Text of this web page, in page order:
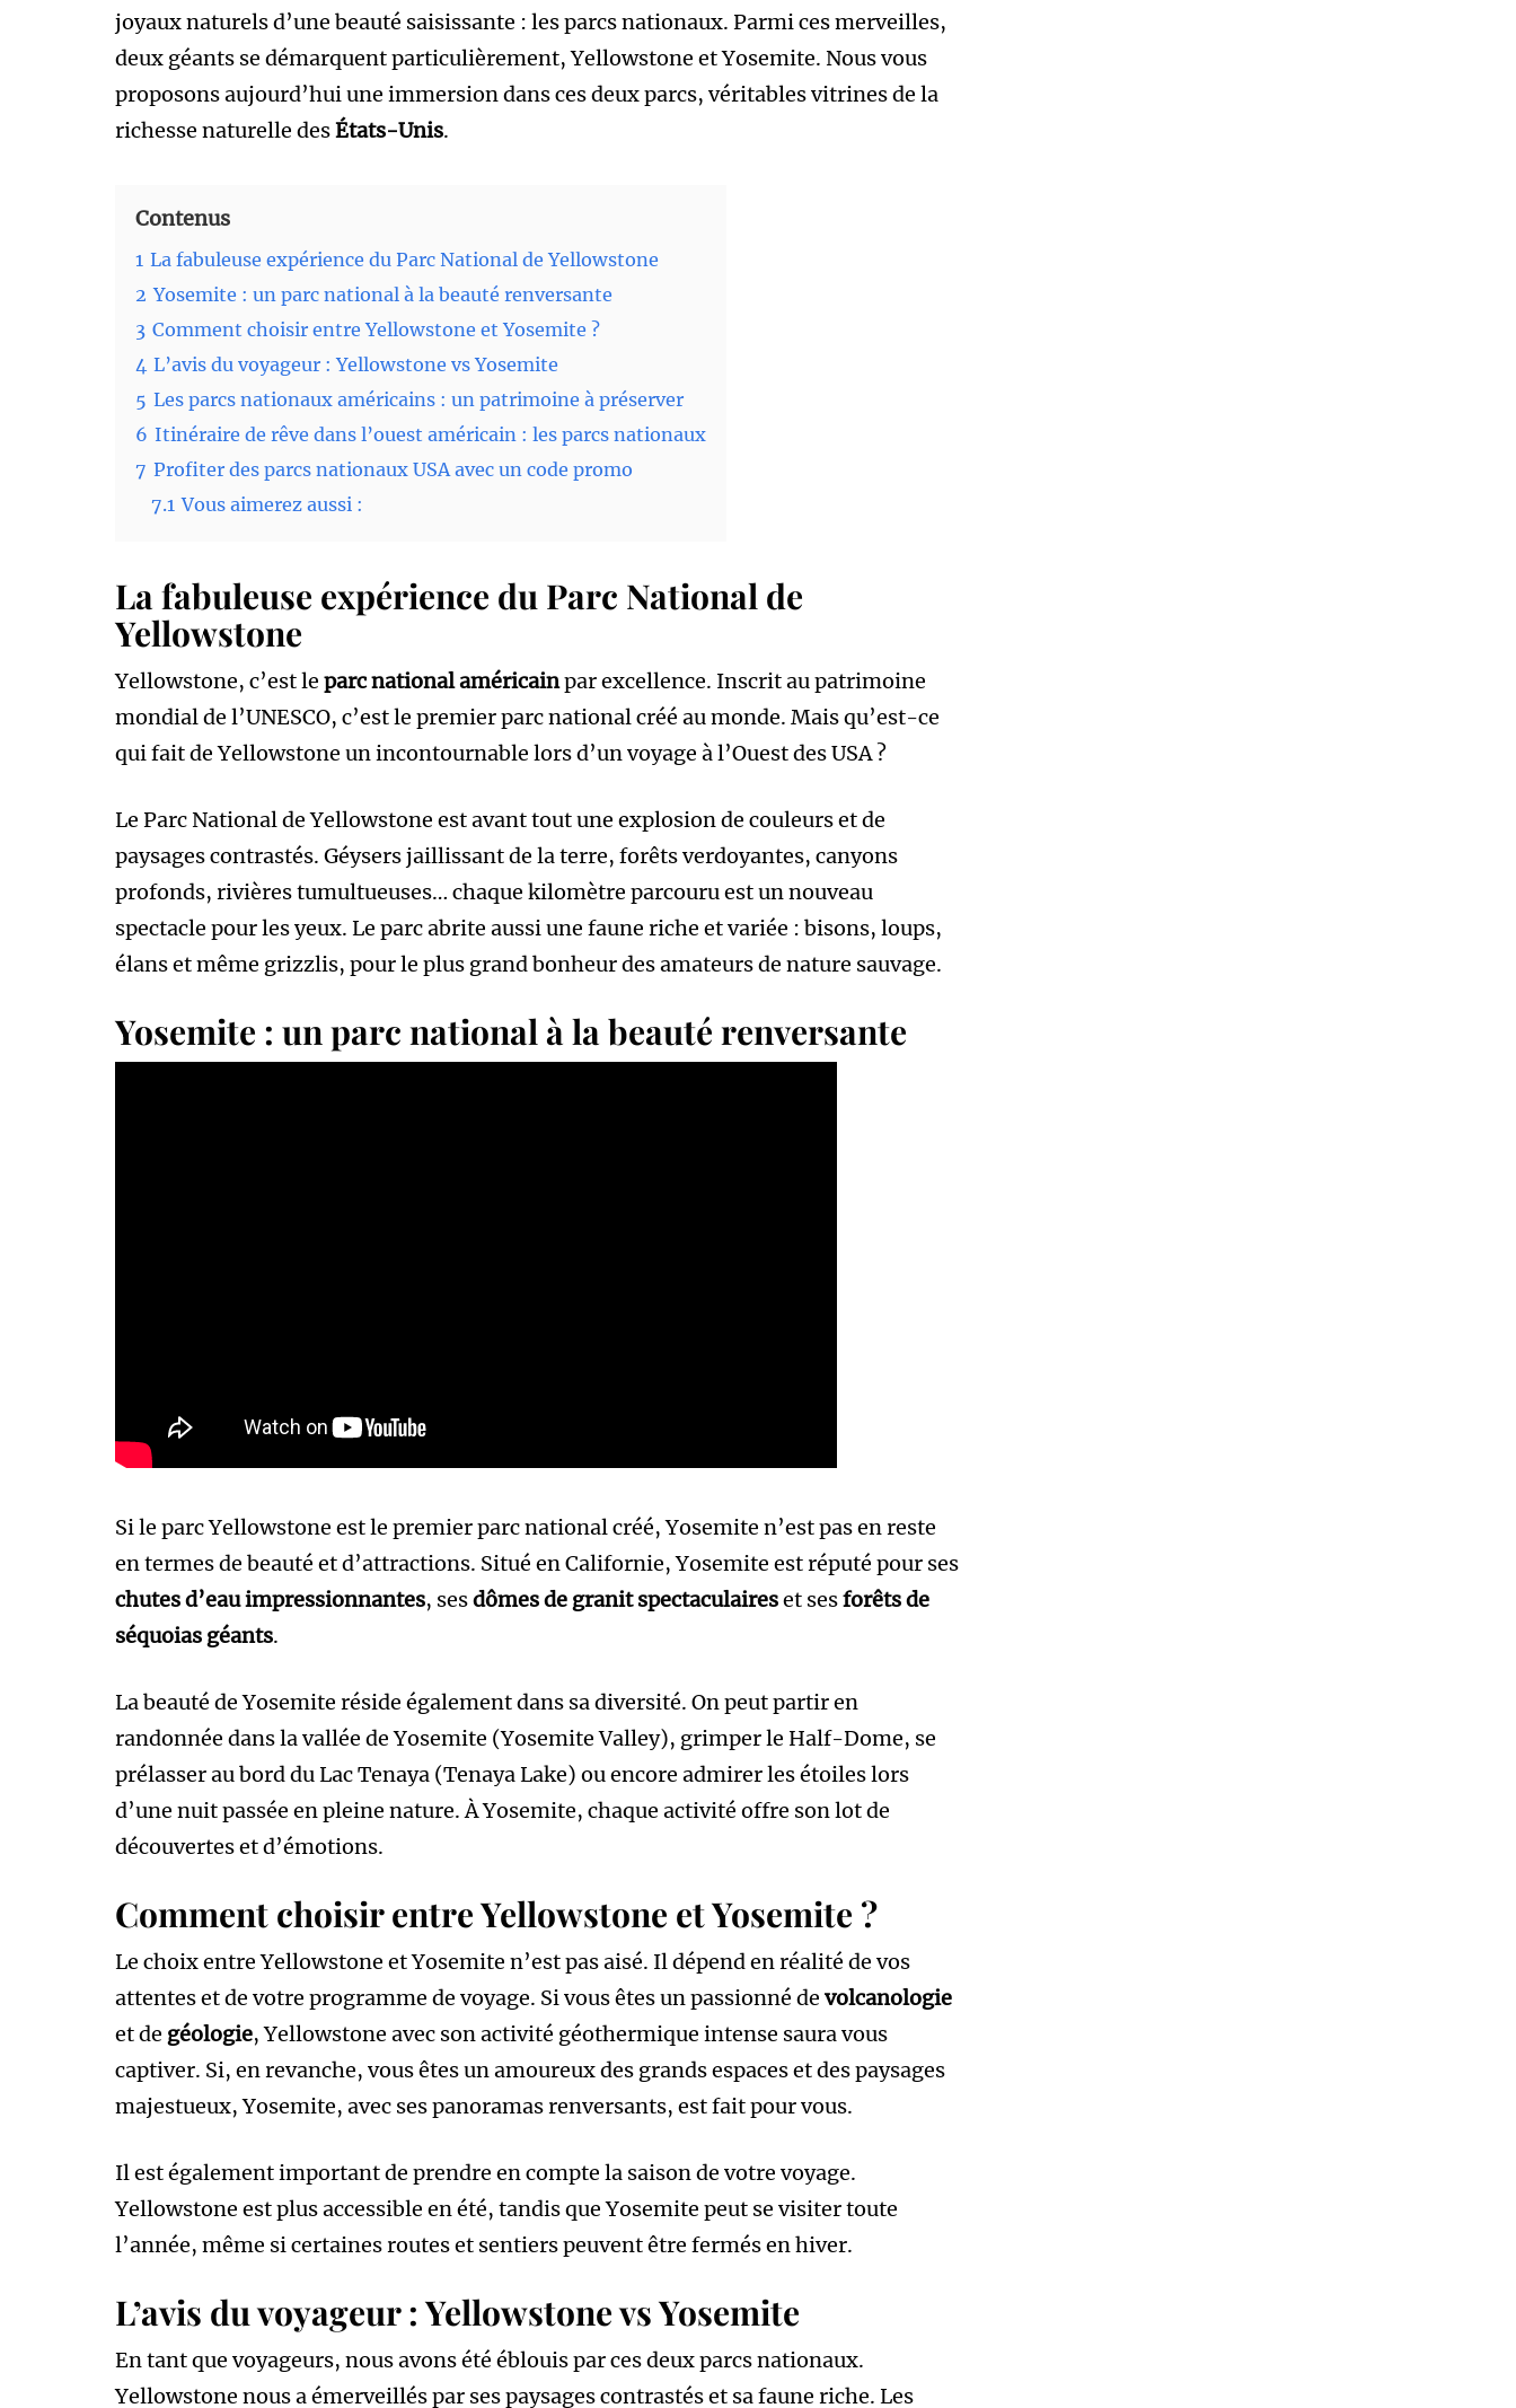
joyaux naturels d’une beauté saisissante : les parcs nationaux. Parmi ces merveilles,
deux géants se démarquent particulièrement, Yellowstone et Yosemite. Nous vous
proposons aujourd’hui une immersion dans ces deux parcs, véritables vitrines de la
richesse naturelle desÉtats-Unis.
Contenus
1 La fabuleuse expérience du Parc National de Yellowstone
2 Yosemite : un parc national à la beauté renversante
3 Comment choisir entre Yellowstone et Yosemite ?
4 L’avis du voyageur : Yellowstone vs Yosemite
5 Les parcs nationaux américains : un patrimoine à préserver
6 Itinéraire de rêve dans l’ouest américain : les parcs nationaux
7 Profiter des parcs nationaux USA avec un code promo
7.1 Vous aimerez aussi :
La fabuleuse expérience du Parc National de
Yellowstone
Yellowstone, c’est le parc national américainpar excellence. Inscrit au patrimoine
mondial de l’UNESCO, c’est le premier parc national créé au monde. Mais qu’est-ce
qui fait de Yellowstone un incontournable lors d’un voyage à l’Ouest des USA ?
Le Parc National de Yellowstone est avant tout une explosion de couleurs et de
paysages contrastés. Géysers jaillissant de la terre, forêts verdoyantes, canyons
profonds, rivières tumultueuses… chaque kilomètre parcouru est un nouveau
spectacle pour les yeux. Le parc abrite aussi une faune riche et variée : bisons, loups,
élans et même grizzlis, pour le plus grand bonheur des amateurs de nature sauvage.
Yosemite : un parc national à la beauté renversante
Si le parc Yellowstone est le premier parc national créé, Yosemite n’est pas en reste
en termes de beauté et d’attractions. Situé en Californie, Yosemite est réputé pour ses
chutes d’eau impressionnantes, sesdômes de granit spectaculaireset sesforêts de
séquoias géants.
La beauté de Yosemite réside également dans sa diversité. On peut partir en
randonnée dans la vallée de Yosemite (Yosemite Valley), grimper le Half-Dome, se
prélasser au bord du Lac Tenaya (Tenaya Lake) ou encore admirer les étoiles lors
d’une nuit passée en pleine nature. À Yosemite, chaque activité offre son lot de
découvertes et d’émotions.
Comment choisir entre Yellowstone et Yosemite ?
Le choix entre Yellowstone et Yosemite n’est pas aisé. Il dépend en réalité de vos
attentes et de votre programme de voyage. Si vous êtes un passionné de volcanologie
et de géologie, Yellowstone avec son activité géothermique intense saura vous
captiver. Si, en revanche, vous êtes un amoureux des grands espaces et des paysages
majestueux, Yosemite, avec ses panoramas renversants, est fait pour vous.
Il est également important de prendre en compte la saison de votre voyage.
Yellowstone est plus accessible en été, tandis que Yosemite peut se visiter toute
l’année, même si certaines routes et sentiers peuvent être fermés en hiver.
L’avis du voyageur : Yellowstone vs Yosemite
En tant que voyageurs, nous avons été éblouis par ces deux parcs nationaux.
Yellowstone nous a émerveillés par ses paysages contrastés et sa faune riche. Les